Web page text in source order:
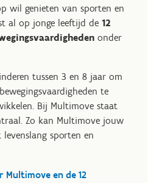
wil genieten van sporten en
al op jonge leeftijd de 12
onder
tussen 3 en 8 jaar om
te
Bij Multimove staat
Zo kan Multimove jouw
sporten en
Multimove en de 12